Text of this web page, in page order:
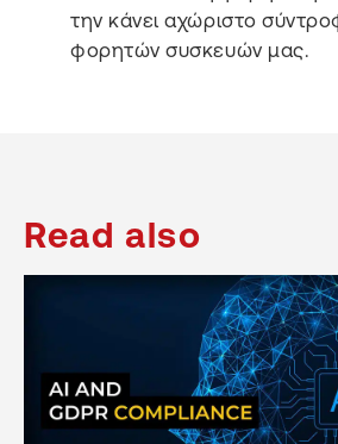
την κάνει αχώριστο
φορητών συσκευών μας.
Read also